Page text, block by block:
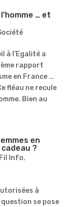
… et
à l’Egalité a
rapport
en France …
fléau ne recule
Bien au
en
?
Fil Info,
à
se pose